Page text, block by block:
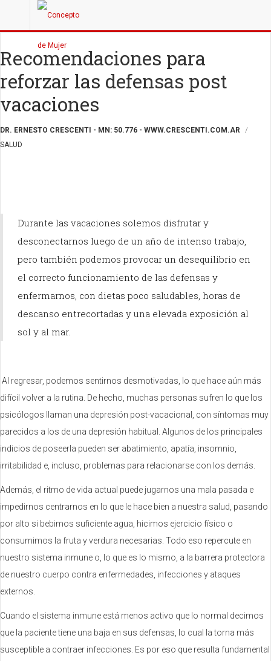
Recomendaciones para
reforzar las defensas post
vacaciones
DR. ERNESTO CRESCENTI - MN: 50.776 - WWW.CRESCENTI.COM.AR
SALUD
Durante las vacaciones solemos disfrutar y
desconectarnos luego de un año de intenso trabajo,
pero también podemos provocar un desequilibrio en
el correcto funcionamiento de las defensas y
enfermarnos, con dietas poco saludables, horas de
descanso entrecortadas y una elevada exposición al
sol y al mar.
Al regresar, podemos sentirnos desmotivadas, lo que hace aún más
difícil volver a la rutina. De hecho, muchas personas sufren lo que los
psicólogos llaman una depresión post-vacacional, con síntomas muy
parecidos a los de una depresión habitual. Algunos de los principales
indicios de poseerla pueden ser abatimiento, apatía, insomnio,
irritabilidad e, incluso, problemas para relacionarse con los demás.
Además, el ritmo de vida actual puede jugarnos una mala pasada e
impedirnos centrarnos en lo que le hace bien a nuestra salud, pasando
por alto si bebimos suficiente agua, hicimos ejercicio físico o
consumimos la fruta y verdura necesarias. Todo eso repercute en
nuestro sistema inmune o, lo que es lo mismo, a la barrera protectora
de nuestro cuerpo contra enfermedades, infecciones y ataques
externos.
Cuando el sistema inmune está menos activo que lo normal decimos
que la paciente tiene una baja en sus defensas, lo cual la torna más
susceptible a contraer infecciones. Es por eso que resulta fundamental